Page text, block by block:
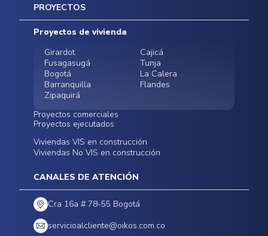
Inicio
Mapa del sitio
Postventas
Contratación Directa
Noticias
PROYECTOS
Proyectos de vivienda
Girardot
Cajicá
Fusagasugá
Tunja
Bogotá
La Calera
Barranquilla
Flandes
Zipaquirá
Proyectos comerciales
Funza
Infinitum Zentral
Bodegas - ALMAX
Centro Comercial
Proyectos ejecutados
Conoce nuestros
proyectos ejecutados
Viviendas VIS en construcción
Viviendas No VIS en construcción
CANALES DE ATENCIÓN
Cra 16a # 78-55 Bogotá
servicioalcliente@oikos.com.co